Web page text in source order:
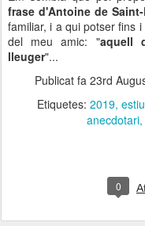
frase d'Antoine de
familiar, i a qui potser fins
del meu amic: "aquell
lleuger"...
Publicat fa 23rd
Etiquetes: 2019 estiu
anecdotari
0